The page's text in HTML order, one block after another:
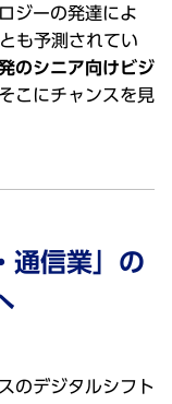
ジーの発達によ
も予測されてい
のシニア向けビジ
こにチャンスを⾒
通信業」の
のデジタルシフト